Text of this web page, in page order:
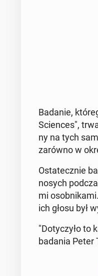
Badanie,
Scien­ces",
ny na tych
zarówno w
Osta­tecz­nie
no­sych
mi
ich głosu był
"Do­ty­czy­ło to
badania Peter